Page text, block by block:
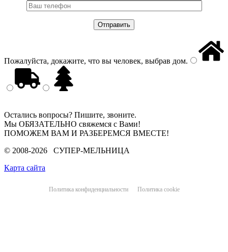
Пожалуйста, докажите, что вы человек, выбрав дом.
Остались вопросы? Пишите, звоните.
Мы ОБЯЗАТЕЛЬНО свяжемся с Вами!
ПОМОЖЕМ ВАМ И РАЗБЕРЕМСЯ ВМЕСТЕ!
© 2008-2026 СУПЕР-МЕЛЬНИЦА
Карта сайта
Политика конфиденциальности Политика cookie